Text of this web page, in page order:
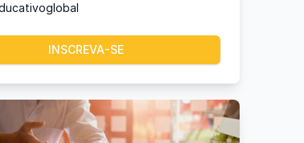
INSCREVA-SE